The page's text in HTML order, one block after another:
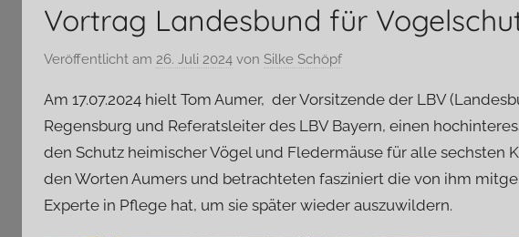
Vortrag Landesbund für
Veröffentlicht am 26. Juli 2024 von Silke Schöpf
Am 17.07.2024 hielt Tom Aumer, der Vorsitzende der LBV
Regensburg und Referatsleiter des LBV Bayern, einen
den Schutz heimischer Vögel und Fledermäuse für alle sechsten
den Worten Aumers und betrachteten fasziniert die von ihm
Experte in Pflege hat, um sie später wieder auszuwildern.